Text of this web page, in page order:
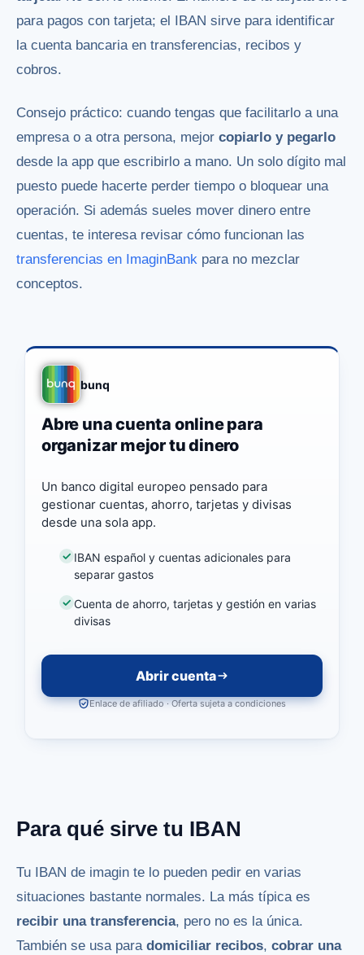
para pagos con tarjeta; el IBAN sirve para identificar
la cuenta bancaria en transferencias, recibos y
cobros.
Consejo práctico: cuando tengas que facilitarlo a una
empresa o a otra persona, mejor copiarlo y pegarlo
desde la app que escribirlo a mano. Un solo dígito mal
puesto puede hacerte perder tiempo o bloquear una
operación. Si además sueles mover dinero entre
cuentas, te interesa revisar cómo funcionan las
transferencias en ImaginBank para no mezclar
conceptos.
bunq
Abre una cuenta online para
organizar mejor tu dinero
Un banco digital europeo pensado para
gestionar cuentas, ahorro, tarjetas y divisas
desde una sola app.
IBAN español y cuentas adicionales para
separar gastos
Cuenta de ahorro, tarjetas y gestión en varias
divisas
Abrir cuenta
Enlace de afiliado · Oferta sujeta a condiciones
Para qué sirve tu IBAN
Tu IBAN de imagin te lo pueden pedir en varias
situaciones bastante normales. La más típica es
recibir una transferencia, pero no es la única.
También se usa para domiciliar recibos, cobrar una